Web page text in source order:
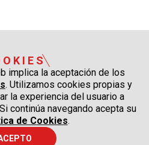
implica la aceptación de los
. Utilizamos cookies propias y
la experiencia del usuario a
continúa navegando acepta su
de Cookies.